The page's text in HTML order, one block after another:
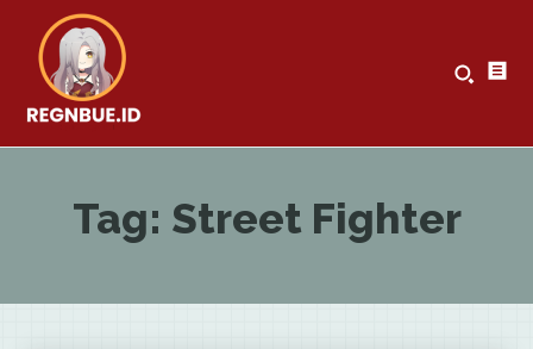
Tag: Street Fighter